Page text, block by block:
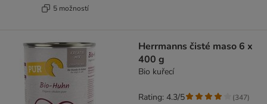
5 možností
Herrmanns čisté maso 6 x
400 g
Bio kuřecí
Rating: 4.3/5 (347)